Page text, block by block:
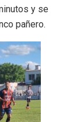
y se
pañero.